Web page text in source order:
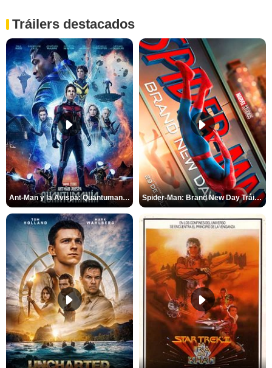
Tráilers destacados
Ant-Man y la Avispa: Quantumanía Tráiler (2) Spider-Man: Brand New Day Tráiler (3)